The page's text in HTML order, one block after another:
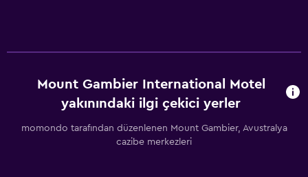
Mount Gambier International Motel
yakınındaki ilgi çekici yerler
momondo tarafından düzenlenen Mount Gambier, Avustralya
cazibe merkezleri